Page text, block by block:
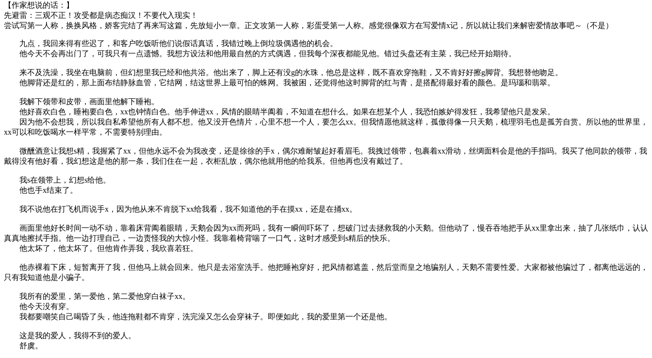
【作家想说的话：】
先避雷：三观不正！攻受都是病态痴汉！不要代入现实！
尝试写第一人称，换换风格，娇客完结了再来写这篇，先放短小一章。正文攻第一人称，彩蛋受第一人称。感觉很像双方在写爱情x记，所以就让我们来解密爱情故事吧～（不是）
九点，我回来得有些迟了，和客户吃饭听他们说假话真话，我错过晚上倒垃圾偶遇他的机会。
他今天不会再出门了，可我只有一点遗憾。我想方设法和他用最自然的方式偶遇，但我每个深夜都能见他。错过头盘还有主菜，我已经开始期待。
来不及洗澡，我坐在电脑前，但幻想里我已经和他共浴。他出来了，脚上还有没g的水珠，他总是这样，既不喜欢穿拖鞋，又不肯好好擦g脚背。我想替他吻足。
他脚背还是红的，那上面布结静脉血管，它结网，结这世界上最可怕的蛛网。我被困，还觉得他这时脚背的红与青，是搭配得最好看的颜色。是玛瑙和翡翠。
我解下领带和皮带，画面里他解下睡袍。
他好喜欢白色，睡袍要白色，xx也钟情白色。他手伸进xx，风情的眼睛半阖着，不知道在想什么。如果在想某个人，我恐怕嫉妒得发狂，我希望他只是发呆。
因为他不会想我，所以我自私希望他所有人都不想。他又没开色情片，心里不想一个人，要怎么xx。但我情愿他就这样，孤傲得像一只天鹅，梳理羽毛也是孤芳自赏。所以他的世界里，
xx可以和吃饭喝水一样平常，不需要特别理由。
微醺酒意让我想s精，我握紧了xx，但他永远不会为我改变，还是徐徐的手x，偶尔难耐皱起好看眉毛。我拽过领带，包裹着xx滑动，丝绸面料会是他的手指吗。我买了他同款的领带，我
戴得没有他好看，我幻想这是他的那一条，我们住在一起，衣柜乱放，偶尔他就用他的给我系。但他再也没有戴过了。
我s在领带上，幻想s给他。
他也手x结束了。
我不说他在打飞机而说手x，因为他从来不肯脱下xx给我看，我不知道他的手在摸xx，还是在捅xx。
画面里他好长时间一动不动，靠着床背阖着眼睛，天鹅会因为xx而死吗，我有一瞬间吓坏了，想破门过去拯救我的小天鹅。但他动了，慢吞吞地把手从xx里拿出来，抽了几张纸巾，认认
真真地擦拭手指。他一边打理自己，一边责怪我的大惊小怪。我靠着椅背喘了一口气，这时才感受到s精后的快乐。
他太坏了，他太坏了。但他肯作弄我，我欣喜若狂。
他赤裸着下床，短暂离开了我，但他马上就会回来。他只是去浴室洗手。他把睡袍穿好，把风情都遮盖，然后堂而皇之地骗别人，天鹅不需要性爱。大家都被他骗过了，都离他远远的，
只有我知道他是小骗子。
我所有的爱里，第一爱他，第二爱他穿白袜子xx。
他今天没有穿。
我都要嘲笑自己喝昏了头，他连拖鞋都不肯穿，洗完澡又怎么会穿袜子。即便如此，我的爱里第一个还是他。
这是我的爱人，我得不到的爱人。
舒虞。